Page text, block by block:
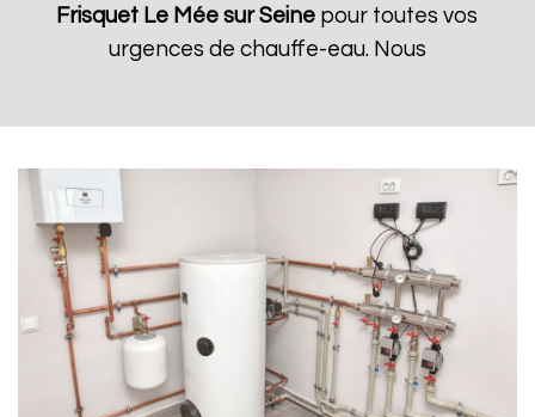
Frisquet Le Mée sur Seine pour toutes vos
urgences de chauffe-eau. Nous